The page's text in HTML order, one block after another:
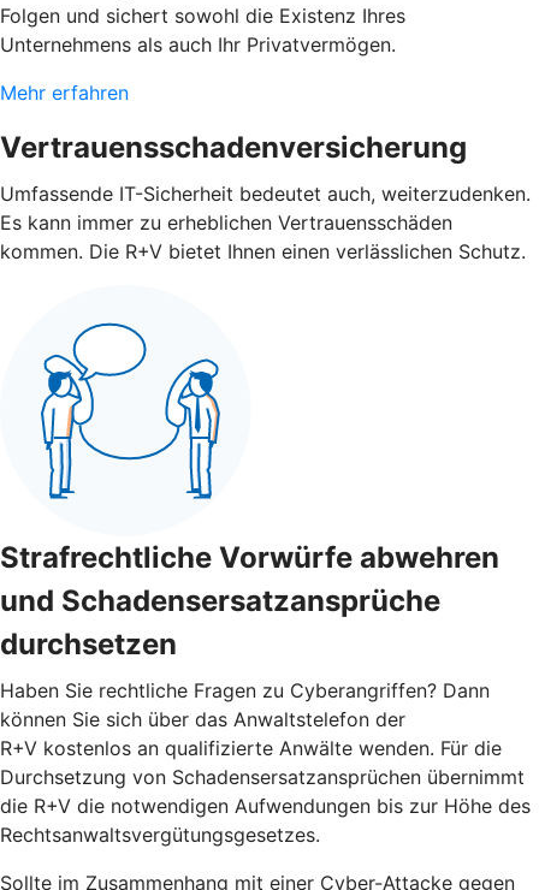
Folgen und sichert sowohl die Existenz Ihres
Unternehmens als auch Ihr Privatvermögen.
Mehr erfahren
Vertrauensschadenversicherung
Umfassende IT-Sicherheit bedeutet auch, weiterzudenken.
Es kann immer zu erheblichen Vertrauensschäden
kommen. Die R+V bietet Ihnen einen verlässlichen Schutz.
Strafrechtliche Vorwürfe abwehren
und Schadensersatzansprüche
durchsetzen
Haben Sie rechtliche Fragen zu Cyberangriffen? Dann
können Sie sich über das Anwaltstelefon der
R+V kostenlos an qualifizierte Anwälte wenden. Für die
Durchsetzung von Schadensersatzansprüchen übernimmt
die R+V die notwendigen Aufwendungen bis zur Höhe des
Rechtsanwaltsvergütungsgesetzes.
Sollte im Zusammenhang mit einer Cyber-Attacke gegen